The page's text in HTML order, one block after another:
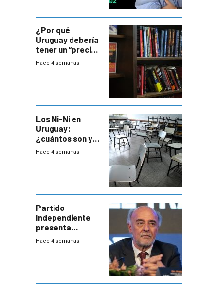
¿Por qué
Uruguay debería
tener un “precio
único” en los
Hace 4 semanas
Los Ni-Ni en
Uruguay:
¿cuántos son y
en dónde están?
Hace 4 semanas
Partido
Independiente
presenta
demanda civil
Hace 4 semanas